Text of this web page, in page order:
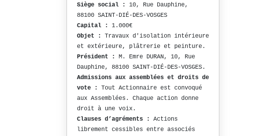
Siège social :
10, Rue Dauphine,
88100 SAINT-DIÉ-DES-VOSGES
Capital :
1.000€
Objet :
Travaux d'isolation intérieure
et extérieure, plâtrerie et peinture.
Président :
M. Emre DURAN, 10, Rue
Dauphine, 88100 SAINT-DIÉ-DES-VOSGES.
Admissions aux assemblées et droits de
vote : Tout Actionnaire est convoqué
aux Assemblées. Chaque action donne
droit à une voix.
Clauses d’agréments :
Actions
librement cessibles entre associés